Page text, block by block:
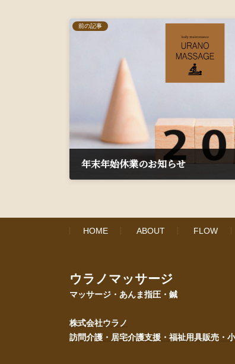
前の記事
年末年始休業のお知らせ
HOME ABOUT FLOW
ウラノマッサージ
マッサージ・あんま指圧・鍼
株式会社ウラノ
訪問介護・居宅介護支援・福祉用具販売・